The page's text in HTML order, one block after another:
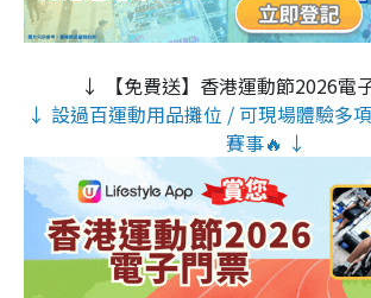
↓ 【免費送】香港運動節2026電
↓ 設過百運動用品攤位 / 可現場體驗多
賽事🔥 ↓